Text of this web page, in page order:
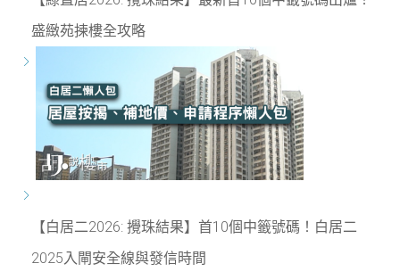
盛緻苑揀樓全攻略
【白居二2026: 攪珠結果】首10個中籤號碼！白居二
2025入閘安全線與發信時間